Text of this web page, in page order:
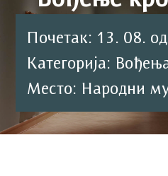
Почетак: 13. 08.
Категорија:
Место: Народни